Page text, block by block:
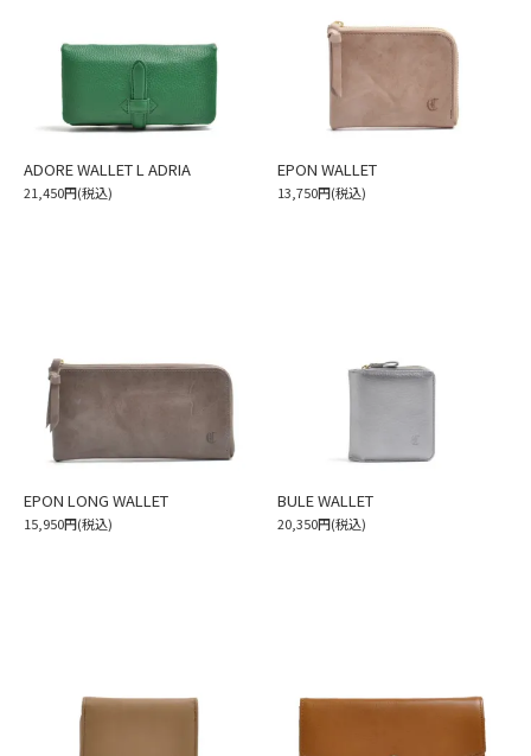
ADORE WALLET L ADRIA
21,450円(税込)
EPON WALLET
13,750円(税込)
EPON LONG WALLET
15,950円(税込)
BULE WALLET
20,350円(税込)